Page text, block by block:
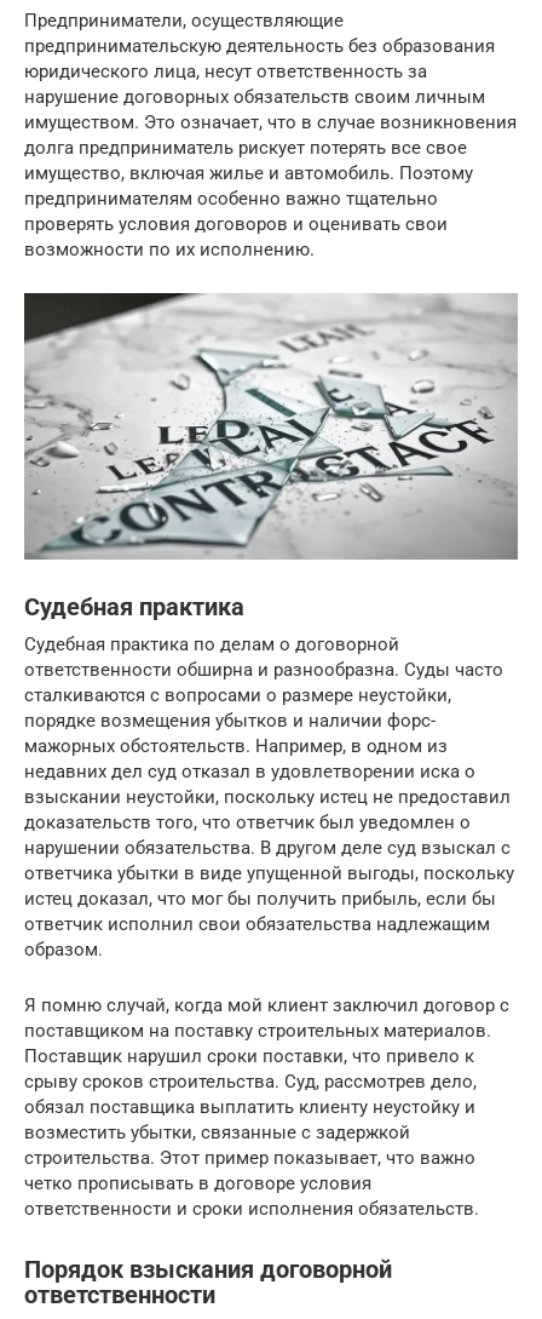
Предприниматели, осуществляющие
предпринимательскую деятельность без образования
юридического лица, несут ответственность за
нарушение договорных обязательств своим личным
имуществом. Это означает, что в случае возникновения
долга предприниматель рискует потерять все свое
имущество, включая жилье и автомобиль. Поэтому
предпринимателям особенно важно тщательно
проверять условия договоров и оценивать свои
возможности по их исполнению.
Судебная практика
Судебная практика по делам о договорной
ответственности обширна и разнообразна. Суды часто
сталкиваются с вопросами о размере неустойки,
порядке возмещения убытков и наличии форс-
мажорных обстоятельств. Например, в одном из
недавних дел суд отказал в удовлетворении иска о
взыскании неустойки, поскольку истец не предоставил
доказательств того, что ответчик был уведомлен о
нарушении обязательства. В другом деле суд взыскал с
ответчика убытки в виде упущенной выгоды, поскольку
истец доказал, что мог бы получить прибыль, если бы
ответчик исполнил свои обязательства надлежащим
образом.
Я помню случай, когда мой клиент заключил договор с
поставщиком на поставку строительных материалов.
Поставщик нарушил сроки поставки, что привело к
срыву сроков строительства. Суд, рассмотрев дело,
обязал поставщика выплатить клиенту неустойку и
возместить убытки, связанные с задержкой
строительства. Этот пример показывает, что важно
четко прописывать в договоре условия
ответственности и сроки исполнения обязательств.
Порядок взыскания договорной
ответственности